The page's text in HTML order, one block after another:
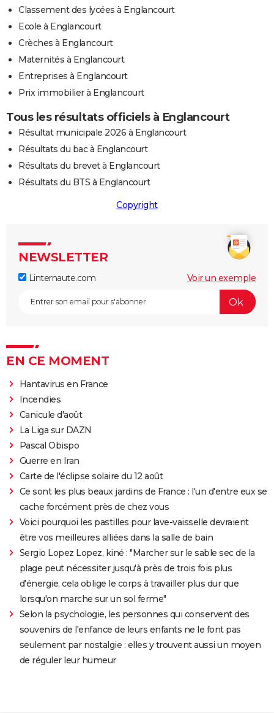
Classement des lycées à Englancourt
Ecole à Englancourt
Crèches à Englancourt
Maternités à Englancourt
Entreprises à Englancourt
Prix immobilier à Englancourt
Tous les résultats officiels à Englancourt
Résultat municipale 2026 à Englancourt
Résultats du bac à Englancourt
Résultats du brevet à Englancourt
Résultats du BTS à Englancourt
Copyright
NEWSLETTER
Linternaute.com Voir un exemple
EN CE MOMENT
Hantavirus en France
Incendies
Canicule d'août
La Liga sur DAZN
Pascal Obispo
Guerre en Iran
Carte de l'éclipse solaire du 12 août
Ce sont les plus beaux jardins de France : l'un d'entre eux se
cache forcément près de chez vous
Voici pourquoi les pastilles pour lave-vaisselle devraient
être vos meilleures alliées dans la salle de bain
Sergio Lopez Lopez, kiné : "Marcher sur le sable sec de la
plage peut nécessiter jusqu'à près de trois fois plus
d'énergie, cela oblige le corps à travailler plus dur que
lorsqu'on marche sur un sol ferme"
Selon la psychologie, les personnes qui conservent des
souvenirs de l'enfance de leurs enfants ne le font pas
seulement par nostalgie : elles y trouvent aussi un moyen
de réguler leur humeur